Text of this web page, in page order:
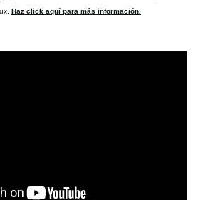
Haz click aquí para más información.